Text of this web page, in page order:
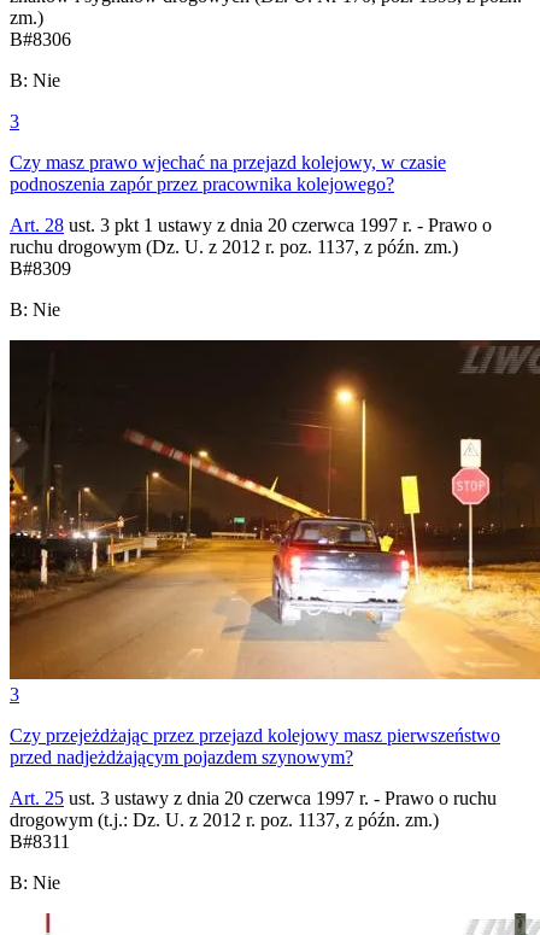
zm.)
B#8306
B: Nie
3
Czy masz prawo wjechać na przejazd kolejowy, w czasie
podnoszenia zapór przez pracownika kolejowego?
Art. 28 ust. 3 pkt 1 ustawy z dnia 20 czerwca 1997 r. - Prawo o
ruchu drogowym (Dz. U. z 2012 r. poz. 1137, z późn. zm.)
B#8309
B: Nie
3
Czy przejeżdżając przez przejazd kolejowy masz pierwszeństwo
przed nadjeżdżającym pojazdem szynowym?
Art. 25 ust. 3 ustawy z dnia 20 czerwca 1997 r. - Prawo o ruchu
drogowym (t.j.: Dz. U. z 2012 r. poz. 1137, z późn. zm.)
B#8311
B: Nie